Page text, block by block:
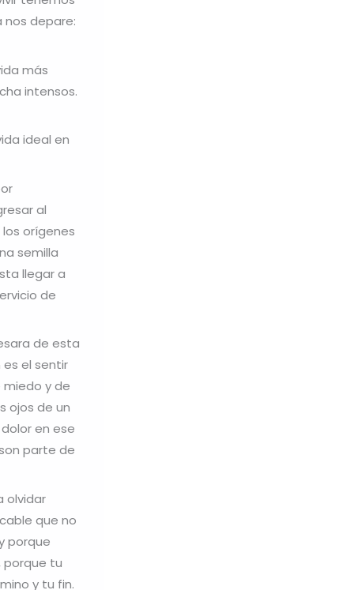
nos depare:
más
intensos.
ideal en
al
orígenes
semilla
llegar a
de
de esta
el sentir
miedo y de
ojos de un
en ese
parte de
olvidar
que no
porque
porque tu
y tu fin.